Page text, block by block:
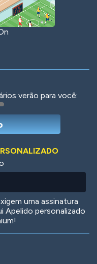
verão para você:
uma assinatura
Apelido personalizado